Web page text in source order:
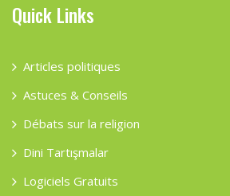
Quick Links
Articles politiques
Astuces & Conseils
Débats sur la religion
Dini Tartışmalar
Logiciels Gratuits